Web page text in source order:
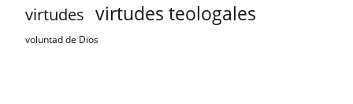
virtudes virtudes teologales
voluntad de Dios